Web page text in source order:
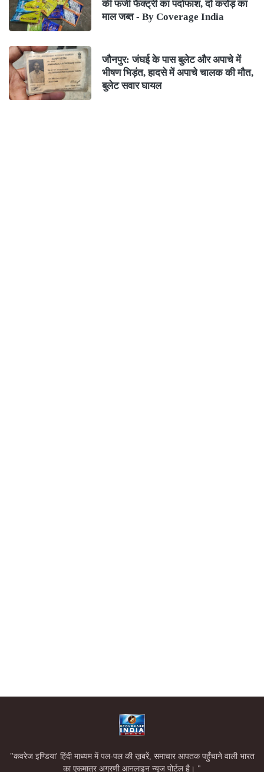
की फर्जी फैक्ट्री का पर्दाफाश, दो करोड़ का
माल जब्त - By Coverage India
जौनपुर: जंघई के पास बुलेट और अपाचे में
भीषण भिड़ंत, हादसे में अपाचे चालक की मौत,
बुलेट सवार घायल
"कवरेज इण्डिया' हिंदी माध्यम में पल-पल की ख़बरें, समाचार आपतक पहुँचाने वाली भारत
का एकमात्र अग्रणी आनलाइन न्यूज पोर्टल है। "